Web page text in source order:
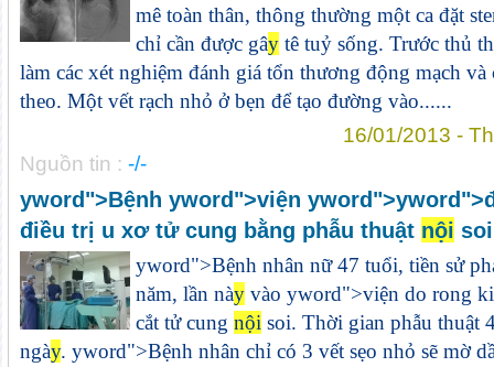
mê toàn thân, thông thường một ca đặt
chỉ cần được gâytê tuỷ sống. Trước thủ
làm các xét nghiệm đánh giá tổn thương động mạch và
theo. Một vết rạch nhỏ ở bẹn để tạo đường vào......
16/01/2013 -
Nguồn tin : -/-
yword">Bệnh yword">viện yword">y
điều trị u xơ tử cung bằng phẫu thuật nội soi
yword">Bệnh nhân nữ 47 tuổi, tiền sử
năm, lần nàyvào yword">viện do rong
cắt tử cung nội soi. Thời gian phẫu thuật
ngày. yword">Bệnh nhân chỉ có 3 vết sẹo nhỏ sẽ mờ